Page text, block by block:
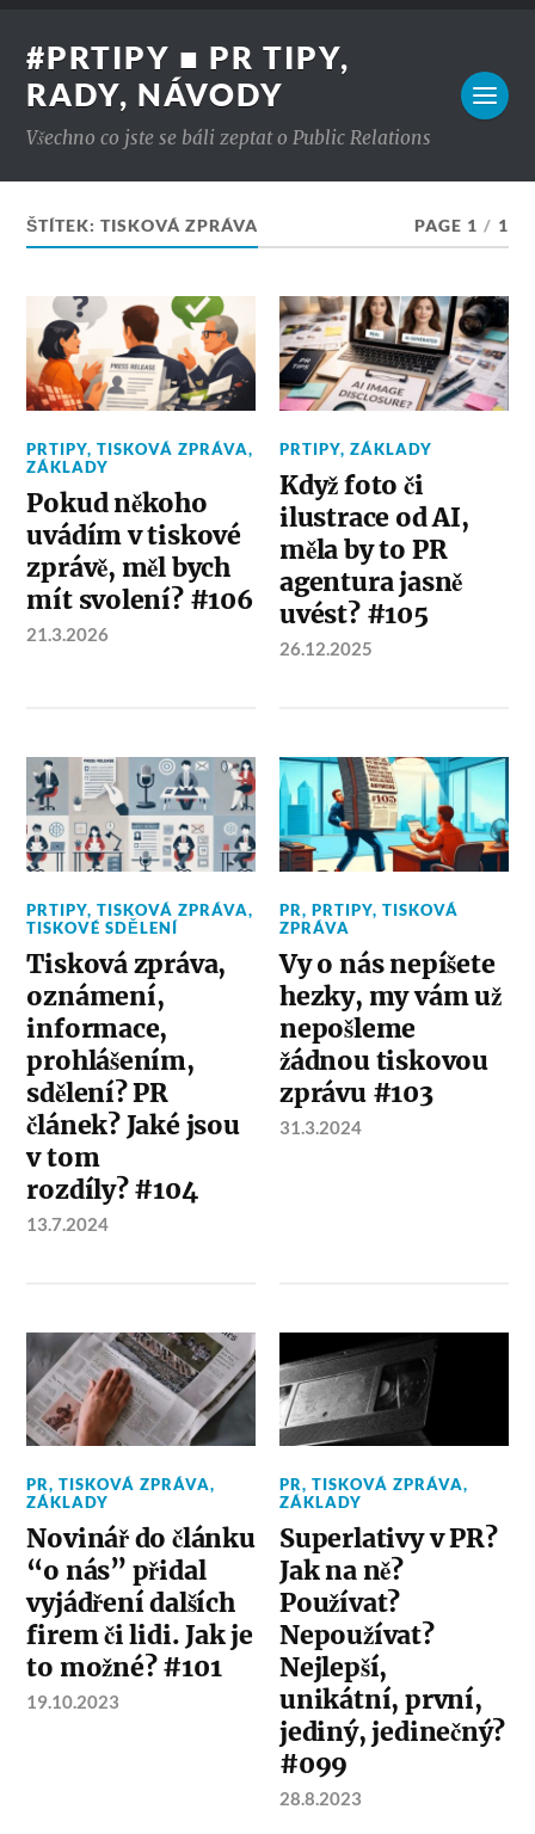
#PRTIPY ■ PR TIPY,
RADY, NÁVODY
Všechno co jste se báli zeptat o Public Relations
ŠTÍTEK:TISKOVÁ ZPRÁVA PAGE 1 / 1
PRTIPY,TISKOVÁ ZPRÁVA,
ZÁKLADY
Pokud někoho
uvádím v tiskové
zprávě, měl bych
mít svolení? #106
21.3.2026
PRTIPY,ZÁKLADY
Když foto či
ilustrace od AI,
měla by to PR
agentura jasně
uvést? #105
26.12.2025
PRTIPY,TISKOVÁ ZPRÁVA,
TISKOVÉ SDĚLENÍ
Tisková zpráva,
oznámení,
informace,
prohlášením,
sdělení? PR
článek? Jaké jsou
v tom
rozdíly? #104
13.7.2024
PR,PRTIPY,TISKOVÁ
ZPRÁVA
Vy o nás nepíšete
hezky, my vám už
nepošleme
žádnou tiskovou
zprávu #103
31.3.2024
PR,TISKOVÁ ZPRÁVA,
ZÁKLADY
Novinář do článku
“o nás” přidal
vyjádření dalších
firem či lidi. Jak je
to možné? #101
19.10.2023
PR,TISKOVÁ ZPRÁVA,
ZÁKLADY
Superlativy v PR?
Jak na ně?
Používat?
Nepoužívat?
Nejlepší,
unikátní, první,
jediný, jedinečný?
#099
28.8.2023